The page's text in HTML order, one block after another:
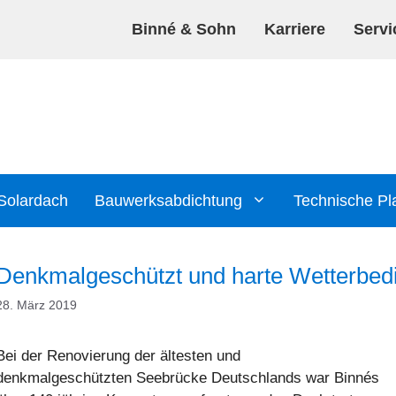
Binné & Sohn Karriere
Holzschalung
Bauwerksabdichtung
BWA KSP
BWA S4
Technische
und harte
März 2019
der Renovierung der ältesten und
Seebrücke Deutschlands war Binnés